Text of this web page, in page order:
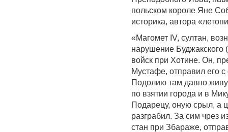
польском короле Яне
историка, автора
«Магомет IV, султан,
нарушение Буджакского
войск при Хотине. Он,
Мустафе, отправил его
Подолию там давно
по взятии города и в
Подарецу, оную срыл, а
разграбил. За сим чрез
стан при Збараже,